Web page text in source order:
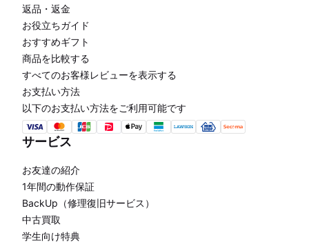
返品・返金
お役立ちガイド
おすすめギフト
商品を比較する
すべてのお客様レビューを表示する
お支払い方法
以下のお支払い方法をご利用可能です
サービス
お友達の紹介
1年間の動作保証
BackUp（修理復旧サービス）
中古買取
学生向け特典